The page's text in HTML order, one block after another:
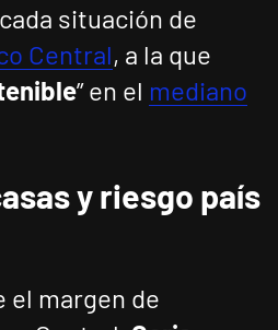
situación de
Central, a la que
” en el mediano
y riesgo país
el margen de